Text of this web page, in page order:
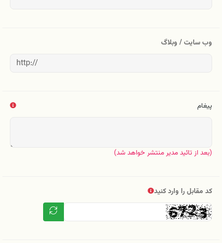
وب سایت / وبلاگ
پیغام
(بعد از تائید مدیر منتشر خواهد شد)
کد مقابل را وارد کنید